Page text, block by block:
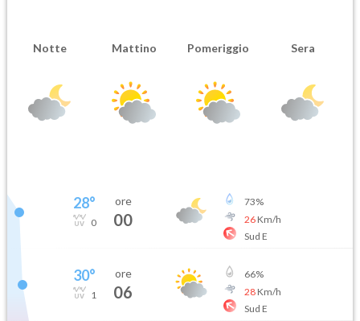
Notte Mattino Pomeriggio Sera
28°
0
ore
00
73%
26Km/h
Sud E
30°
1
ore
06
66%
28Km/h
Sud E